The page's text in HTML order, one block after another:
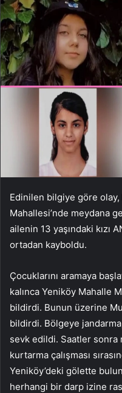
Edinilen bilgiye göre olay,
Mahallesi’nde meydana
ailenin 13 yaşındaki kızı
ortadan kayboldu.
Çocuklarını aramaya
kalınca Yeniköy Mahalle
bildirdi. Bunun üzerine
bildirdi. Bölgeye
sevk edildi. Saatler sonra
kurtarma çalışması
Yeniköy’deki gölette
herhangi bir darp izine